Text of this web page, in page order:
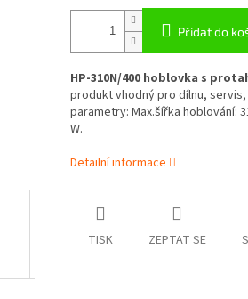
Přidat do
HP-310N/400 hoblovka s
produkt vhodný pro dílnu,
parametry: Max.šířka hoblování:
W.
Detailní informace
TISK ZEPTAT SE